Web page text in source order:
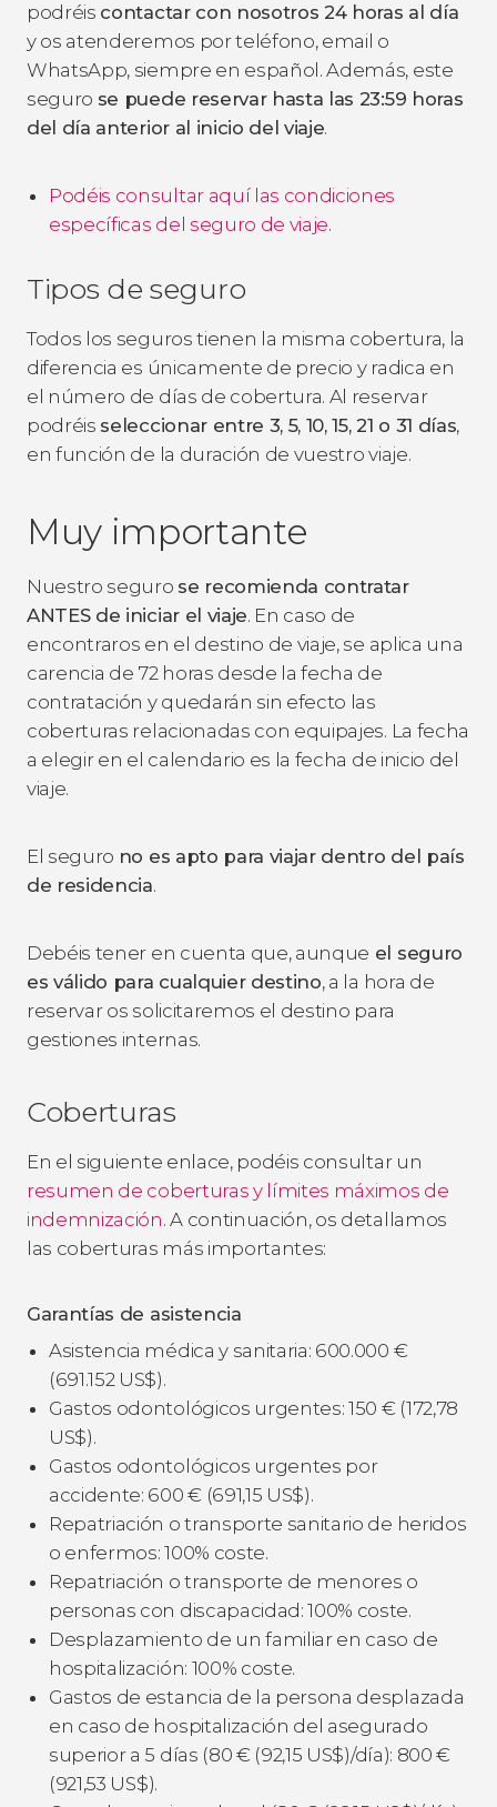
podréis contactar con nosotros 24 horas al día
y os atenderemos por teléfono, email o
WhatsApp, siempre en español. Además, este
seguro se puede reservar hasta las 23:59 horas
del día anterior al inicio del viaje.
Podéis consultar aquí las condiciones
específicas del seguro de viaje.
Tipos de seguro
Todos los seguros tienen la misma cobertura, la
diferencia es únicamente de precio y radica en
el número de días de cobertura. Al reservar
podréis seleccionar entre 3, 5, 10, 15, 21 o 31 días,
en función de la duración de vuestro viaje.
Muy importante
Nuestro seguro se recomienda contratar
ANTES de iniciar el viaje. En caso de
encontraros en el destino de viaje, se aplica una
carencia de 72 horas desde la fecha de
contratación y quedarán sin efecto las
coberturas relacionadas con equipajes. La fecha
a elegir en el calendario es la fecha de inicio del
viaje.
El seguro no es apto para viajar dentro del país
de residencia.
Debéis tener en cuenta que, aunque el seguro
es válido para cualquier destino, a la hora de
reservar os solicitaremos el destino para
gestiones internas.
Coberturas
En el siguiente enlace, podéis consultar un
resumen de coberturas y límites máximos de
indemnización. A continuación, os detallamos
las coberturas más importantes:
Garantías de asistencia
Asistencia médica y sanitaria: 600.000 €
(691.152 US$).
Gastos odontológicos urgentes: 150 € (172,78
US$).
Gastos odontológicos urgentes por
accidente: 600€ (691,15 US$).
Repatriación o transporte sanitario de heridos
o enfermos: 100% coste.
Repatriación o transporte de menores o
personas con discapacidad: 100% coste.
Desplazamiento de un familiar en caso de
hospitalización: 100% coste.
Gastos de estancia de la persona desplazada
en caso de hospitalización del asegurado
superior a 5 días (80 € (92,15 US$)/día): 800€
(921,53 US$).